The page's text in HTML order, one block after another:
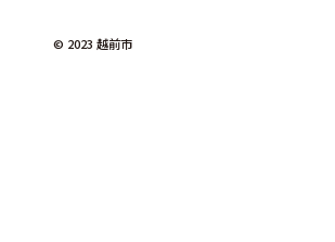
© 2023 越前市